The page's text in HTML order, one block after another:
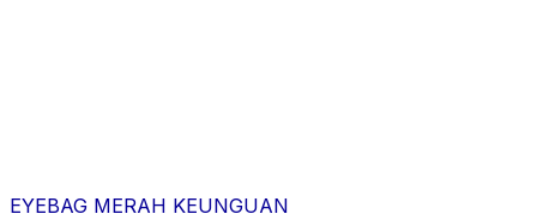
EYEBAG MERAH KEUNGUAN